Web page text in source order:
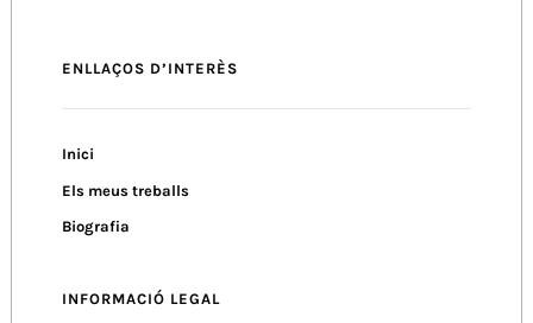
ENLLAÇOS D’INTERÈS
Inici
Els meus treballs
Biografia
INFORMACIÓ LEGAL